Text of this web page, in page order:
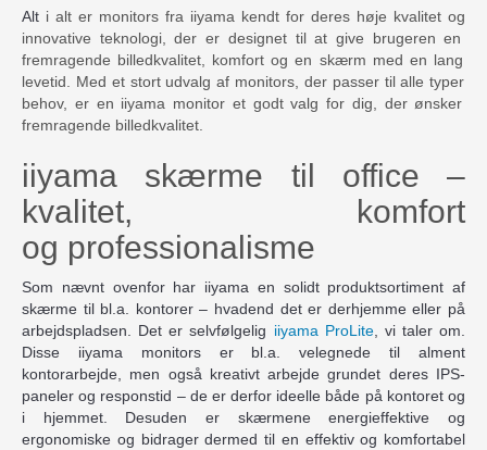
Alt i alt er monitors fra iiyama kendt for deres høje kvalitet og
innovative teknologi, der er designettilat give brugeren en
fremragende billedkvalitet, komfort og en skærm med en lang
levetid. Med etstortudvalg af monitors, derpassertilalle typer
behov, eren iiyama monitor etgodtvalg for dig, derønsker
fremragende billedkvalitet.
iiyama skærme til office –
kvalitet, komfort
og professionalisme
Som nævnt ovenfor har iiyama en solidt produktsortiment af
skærme til bl.a. kontorer – hvadend det er derhjemme eller på
arbejdspladsen. Det er selvfølgelig iiyama ProLite, vi taler om.
Disse iiyama monitors er bl.a. velegnede til alment
kontorarbejde, men også kreativt arbejde grundet deres IPS-
paneler og responstid – de er derfor ideelle både på kontoret og
i hjemmet. Desuden er skærmene energieffektive og
ergonomiske og bidrager dermed til en effektiv og komfortabel